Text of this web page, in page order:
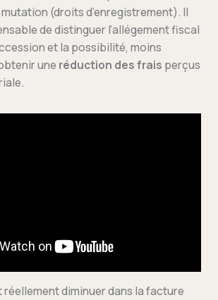
(droits d’enregistrement). Il
de distinguer l’allégement fiscal
et la possibilité, moins
une réduction des frais perçus
diminuer dans la facture